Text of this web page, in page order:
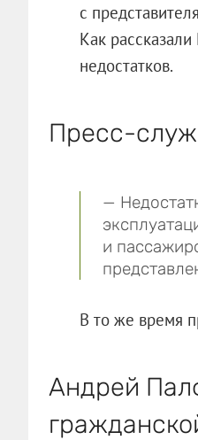
с
Как
недостатков.
Пресс-
—
и
В то же время
Андрей